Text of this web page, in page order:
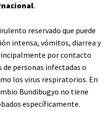
.
reservado que puede
intensa, vómitos, diarrea y
por contacto
personas infectadas o
los virus respiratorios. En
Bundibugyo no tiene
específicamente.